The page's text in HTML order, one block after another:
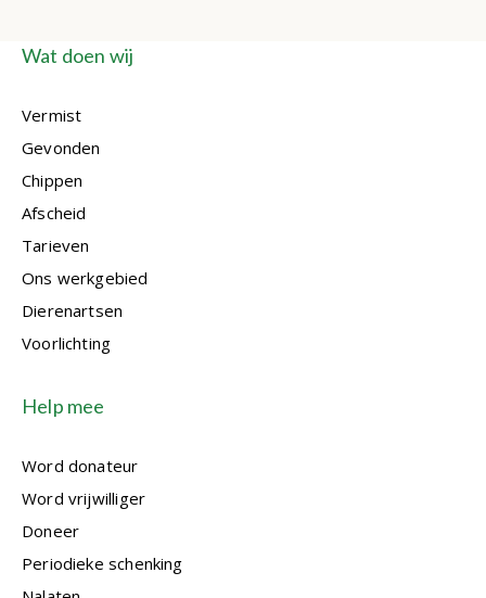
Wat doen wij
Vermist
Gevonden
Chippen
Afscheid
Tarieven
Ons werkgebied
Dierenartsen
Voorlichting
Help mee
Word donateur
Word vrijwilliger
Doneer
Periodieke schenking